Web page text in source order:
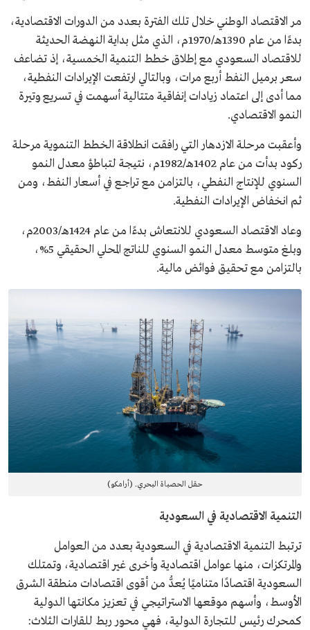
مر الاقتصاد الوطني خلال تلك الفترة بعدد من الدورات الاقتصادية،
بدءًا من عام 1390هـ/1970م، الذي مثل بداية النهضة الحديثة
للاقتصاد السعودي مع إطلاق خطط التنمية الخمسية، إذ تضاعف
سعر برميل النفط أربع مرات، وبالتالي ارتفعت الإيرادات النفطية،
مما أدى إلى اعتماد زيادات إنفاقية متتالية أسهمت في تسريع وتيرة
النمو الاقتصادي.
وأعقبت مرحلة الازدهار التي رافقت انطلاقة الخطط التنموية مرحلة
ركود بدأت من عام 1402هـ/1982م، نتيجة لتباطؤ معدل النمو
السنوي للإنتاج النفطي، بالتزامن مع تراجع في أسعار النفط، ومن
ثم انخفاض الإيرادات النفطية.
وعاد الاقتصاد السعودي للانتعاش بدءًا من عام 1424هـ/2003م،
وبلغ متوسط معدل النمو السنوي للناتج المحلي الحقيقي 5%،
بالتزامن مع تحقيق فوائض مالية.
حقل الحصباة البحري. (أرامكو)
التنمية الاقتصادية في السعودية
ترتبط التنمية الاقتصادية في السعودية بعدد من العوامل
والمرتكزات، منها عوامل اقتصادية وأخرى غير اقتصادية، وتمتلك
السعودية اقتصادًا متناميًا يُعدُّ من أقوى اقتصادات منطقة الشرق
الأوسط، وأسهم موقعها الاستراتيجي في تعزيز مكانتها الدولية
كمحرك رئيس للتجارة الدولية، فهي محور ربط للقارات الثلاث: